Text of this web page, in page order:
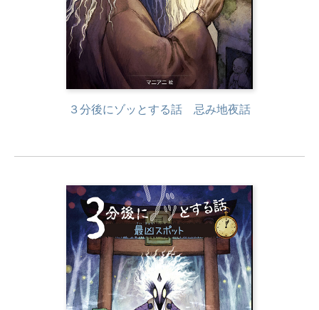
３分後にゾッとする話 忌み地夜話